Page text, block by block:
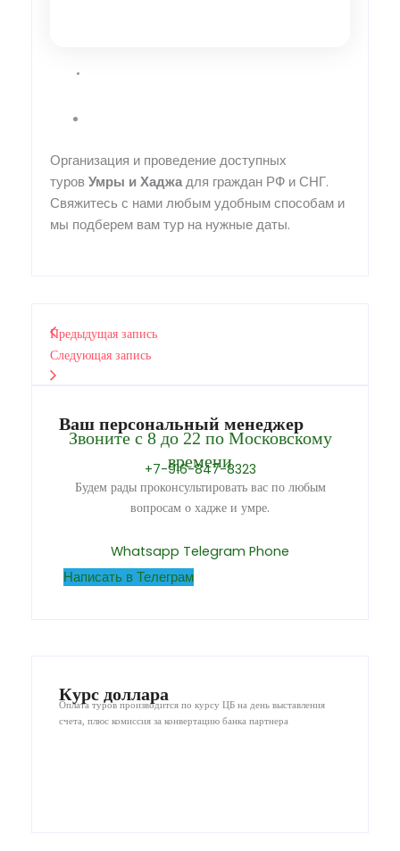
Организация и проведение доступных
туров Умры и Хаджадля граждан РФ и СНГ.
Свяжитесь с нами любым удобным способам и
мы подберем вам тур на нужные даты.
Предыдущая запись
Следующая запись
Ваш персональный менеджер
Звоните с 8 до 22 по Московскому
времени
+7-916-847-8323
Будем рады проконсультировать вас по любым
вопросам о хадже и умре.
Whatsapp Telegram Phone
Написать в Телеграм
Курс доллара
Оплата туров производится по курсу ЦБ на день выставления
счета, плюс комиссия за конвертацию банка партнера